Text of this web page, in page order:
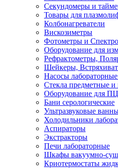
Секундомеры и
Товары для
Колбонагреватели
Вискозиметры
Фотометры и
Оборудование для
Рефрактометры,
Шейкеры,
Насосы
Стекла предметные
Оборудование для
Бани серологические
Ультразвуковые
Холодильники
Аспираторы
Экстракторы
Печи лабораторные
Шкафы вакуумно-
Криотермостаты